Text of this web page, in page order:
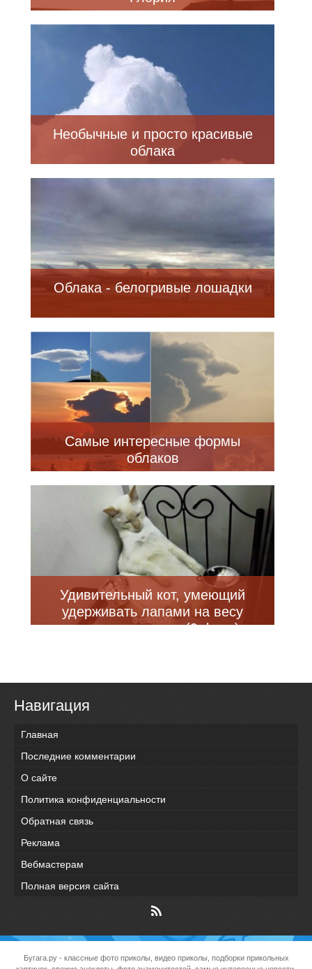
Необычные и просто красивые
облака
Облака - белогривые лошадки
Самые интересные формы
облаков
Удивительный кот, умеющий
удерживать лапами на весу
разные предметы (9 фото)
Навигация
Главная
Последние комментарии
О сайте
Политика конфиденциальности
Обратная связь
Реклама
Вебмастерам
Полная версия сайта
Бугага.ру- классные фото приколы, видео приколы, подборки прикольных